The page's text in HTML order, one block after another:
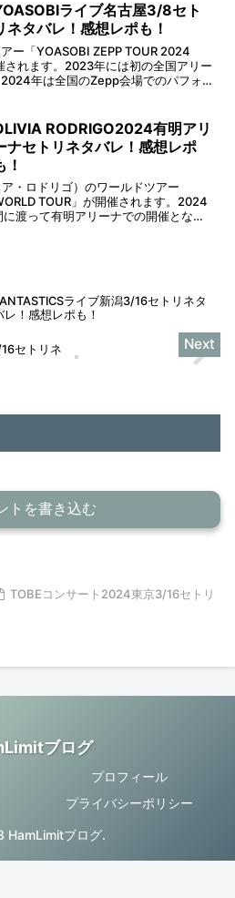
ライブ名古屋3/8セト
ネタバレ！感想レポも！
ー「YOASOBI ZEPP TOUR 2024
されます。2023年には初の全国アリー
年は全国のZepp会場でのパフォー
RODRIGO2024有明アリ
ナセトリネタバレ！感想レポ
！
・ロドリゴ）のワールドツアー
TOUR」が開催されます。2024
渡って有明アリーナでの開催となり
ライブ新潟3/16セトリネタ
レ！感想レポも！
セトリネ
トを書き込む
TOBEコンサート2024東京3/16セトリ
ブログ
プロフィール
プライバシーポリシー
ブログ.